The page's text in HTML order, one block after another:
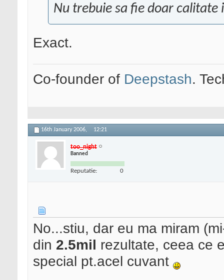
Nu trebuie sa fie doar calitate
Exact.
Co-founder of Deepstash.
16th January 2006, 12:21
too_night
Banned
Reputatie: 0
No...stiu, dar eu ma miram
din 2.5mil rezultate, ceea ce
special pt.acel cuvant